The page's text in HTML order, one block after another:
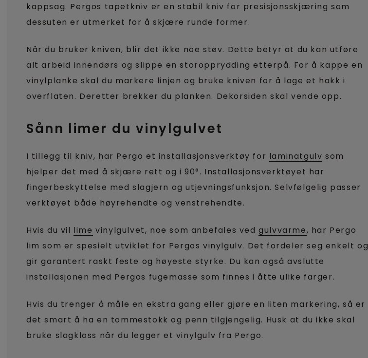
kappsag. Pergos tapetkniv er en stabil kniv for presisjonsskjæring som
dessuten er utmerket for å skjære runde former.
Når du bruker kniven, blir det ikke noe støv. Dette betyr at du kan utføre
alt arbeid innendørs og slippe en storopprydding etterpå. For å kappe en
vinylplanke skal du markere linjen og bruke kniven for å lage et hakk i
overflaten. Deretter brekker du planken. Dekorsiden skal vende opp.
Sånn limer du vinylgulvet
I tillegg til kniv, har Pergo et installasjonsverktøy for laminatgulv som
hjelper det med å skjære rett og i 90°. Installasjonsverktøyet har
fingerbeskyttelse med slagjern og utjevningsfunksjon. Selvfølgelig passer
verktøyet både høyrehendte og venstrehendte.
Hvis du vil lime vinylgulvet, noe som anbefales vedgulvvarme, har Pergo
lim som er spesielt utviklet for Pergos vinylgulv. Det fordeler seg enkelt og
gir garantert raskt feste og høyeste styrke. Du kan også avslutte
installasjonen med Pergos fugemasse som finnes i åtte ulike farger.
Hvis du trenger å måle en ekstra gang eller gjøre en liten markering, så er
det smart å ha en tommestokk og penn tilgjengelig. Husk at du ikke skal
bruke slagkloss når du legger et vinylgulv fra Pergo.